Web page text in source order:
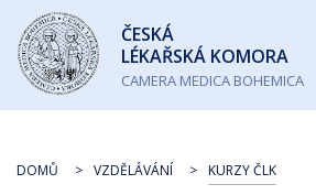
Česká
lékařská
komora
ČESKÁ
LÉKAŘSKÁ KOMORA
CAMERA MEDICA BOHEMICA
DOMŮ VZDĚLÁVÁNÍ KURZY ČLK